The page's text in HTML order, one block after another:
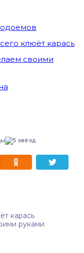
клюёт карась
своими
карась
руками